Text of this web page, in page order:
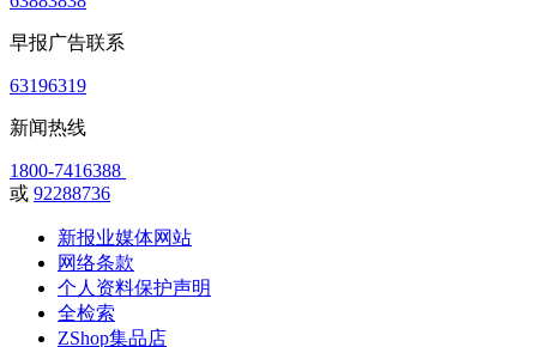
早报广告联系
63196319
新闻热线
1800-7416388
或 92288736
新报业媒体网站
网络条款
个人资料保护声明
全检索
ZShop集品店